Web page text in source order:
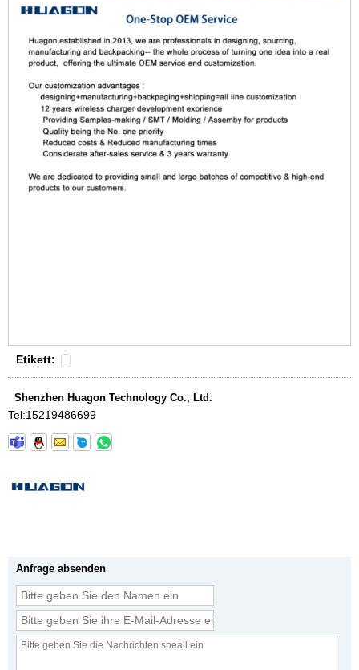
Etikett:
Shenzhen Huagon Technology Co., Ltd.
Tel:15219486699
Anfrage absenden